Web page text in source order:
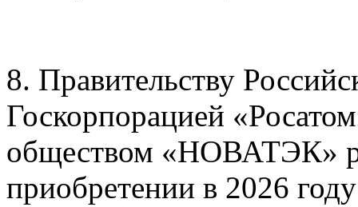
8. Правительству
Госкорпорацией
обществом «НОВАТЭК»
приобретении в 2026